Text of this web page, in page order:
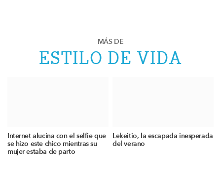
MÁS DE
ESTILO DE VIDA
Internet alucina con el selfie que
se hizo este chico mientras su
mujer estaba de parto
Lekeitio, la escapada inesperada
del verano